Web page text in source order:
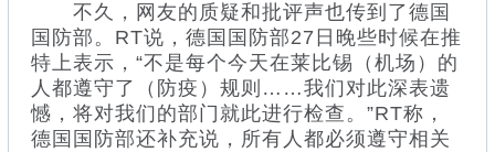
不久，网友的质疑和批评声也传到了德国
国防部。RT说，德国国防部27日晚些时候在推
特上表示，“不是每个今天在莱比锡（机场）的
人都遵守了（防疫）规则……我们对此深表遗
憾，将对我们的部门就此进行检查。”RT称，
德国国防部还补充说，所有人都必须遵守相关